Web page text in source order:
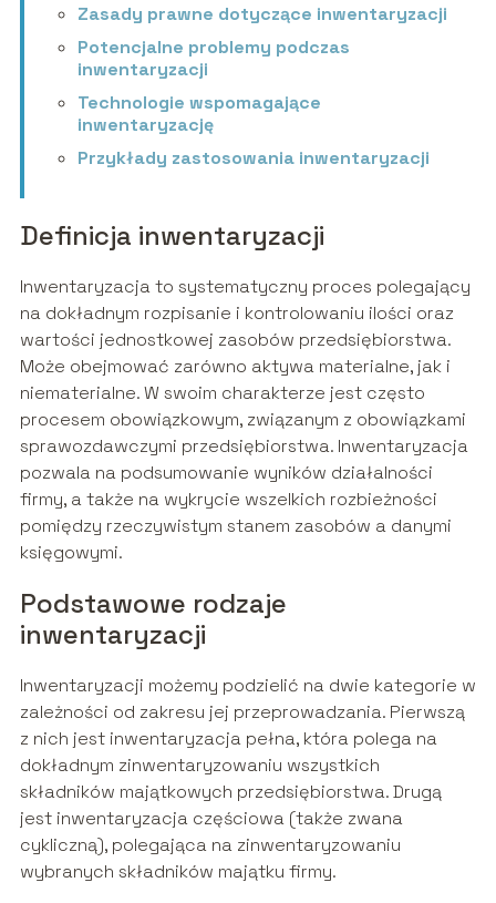
Zasady prawne dotyczące inwentaryzacji
Potencjalne problemy podczas
inwentaryzacji
Technologie wspomagające
inwentaryzację
Przykłady zastosowania inwentaryzacji
Definicja inwentaryzacji
Inwentaryzacja to systematyczny proces polegający
na dokładnym rozpisanie i kontrolowaniu ilości oraz
wartości jednostkowej zasobów przedsiębiorstwa.
Może obejmować zarówno aktywa materialne, jak i
niematerialne. W swoim charakterze jest często
procesem obowiązkowym, związanym z obowiązkami
sprawozdawczymi przedsiębiorstwa. Inwentaryzacja
pozwala na podsumowanie wyników działalności
firmy, a także na wykrycie wszelkich rozbieżności
pomiędzy rzeczywistym stanem zasobów a danymi
księgowymi.
Podstawowe rodzaje
inwentaryzacji
Inwentaryzacji możemy podzielić na dwie kategorie w
zależności od zakresu jej przeprowadzania. Pierwszą
z nich jest inwentaryzacja pełna, która polega na
dokładnym zinwentaryzowaniu wszystkich
składników majątkowych przedsiębiorstwa. Drugą
jest inwentaryzacja częściowa (także zwana
cykliczną), polegająca na zinwentaryzowaniu
wybranych składników majątku firmy.